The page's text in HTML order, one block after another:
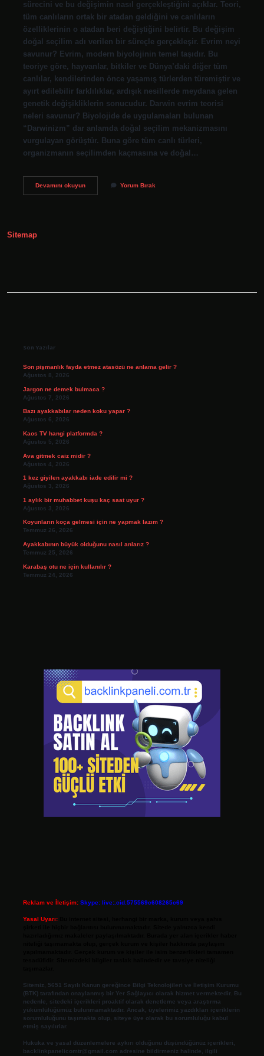
sürecini ve bu değişimin nasıl gerçekleştiğini açıklar. Teori,
tüm canlıların ortak bir atadan geldiğini ve canlıların
özelliklerinin o atadan beri değiştiğini belirtir. Bu değişim
doğal seçilim adı verilen bir süreçle gerçekleşir. Evrim neyi
savunur? Evrim, modern biyolojinin temel taşıdır. Bu
teoriye göre, hayvanlar, bitkiler ve Dünya’daki diğer tüm
canlılar, kendilerinden önce yaşamış türlerden türemiştir ve
ayırt edilebilir farklılıklar, ardışık nesillerde meydana gelen
genetik değişikliklerin sonucudur. Darwin evrim teorisi
neleri savunur? Biyolojide de uygulamaları bulunan
“Darwinizm” dar anlamda doğal seçilim mekanizmasını
vurgulayan görüştür. Buna göre tüm canlı türleri,
organizmanın seçilimden kaçmasına ve doğal…
Devamını okuyunEvrim
Yorum Bırak
Sitemap
Son Yazılar
Son pişmanlık fayda etmez atasözü ne anlama gelir ?
Ağustos 8, 2026
Jargon ne demek bulmaca ?
Ağustos 7, 2026
Bazı ayakkabılar neden koku yapar ?
Ağustos 6, 2026
Kaos TV hangi platformda ?
Ağustos 5, 2026
Ava gitmek caiz midir ?
Ağustos 4, 2026
1 kez giyilen ayakkabı iade edilir mi ?
Ağustos 3, 2026
1 aylık bir muhabbet kuşu kaç saat uyur ?
Ağustos 3, 2026
Koyunların koça gelmesi için ne yapmak lazım ?
Temmuz 26, 2026
Ayakkabının büyük olduğunu nasıl anlarız ?
Temmuz 25, 2026
Karabaş otu ne için kullanılır ?
Temmuz 24, 2026
Reklam ve İletişim: Skype: live:.cid.575569c608265c69
Yasal Uyarı:
Sitemiz, 5651 Sayılı Kanun gereğince Bilgi Teknolojileri ve İletişim Kurumu
(BTK) tarafından onaylanmış bir Yer Sağlayıcı olarak hizmet vermektedir. Bu
nedenle, sitedeki içerikleri proaktif olarak denetleme veya araştırma
yükümlülüğümüz bulunmamaktadır. Ancak, üyelerimiz yazdıkları içeriklerin
sorumluluğunu taşımakta olup, siteye üye olarak bu sorumluluğu kabul
etmiş sayılırlar.
Hukuka ve yasal düzenlemelere aykırı olduğunu düşündüğünüz içerikleri,
backlinkpanelicomtr@gmail.com adresine bildirmeniz halinde, ilgili